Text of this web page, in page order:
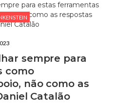
sempre para
como
não como as
Catalão